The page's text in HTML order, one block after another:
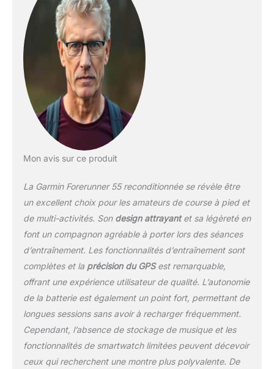
running, vélo, natation
en piscine, course
virtuelle, Pilates, HIIT et
exercices de respiration.
Suggestion
d’entrainements
quotidiens prenant en
compte le niveau de
forme physique. Plans
d’entrainement gratuits
permet de connaitre sa
précisément même dans
les zones les plus
escarpées.
Accéléromètre intégré.
Fonctions PacePro,
Finish Time et temps de
récupération pour une
gestion parfaite de
l’effort. Taille d'affichage:
1.04 pouces
Composants inclus:
Forerunner 55, câble de
chargement,
Mon avis sur ce produit
La Garmin Forerunner 55 reconditionnée se révèle être
un excellent choix pour les amateurs de course à pied et
de multi-activités. Son design attrayantet sa légèreté en
font un compagnon agréable à porter lors des séances
d’entraînement. Les fonctionnalités d’entraînement sont
complètes et la précision du GPSest remarquable,
offrant une expérience utilisateur de qualité. L’autonomie
de la batterie est également un point fort, permettant de
longues sessions sans avoir à recharger fréquemment.
Cependant, l’absence de stockage de musique et les
fonctionnalités de smartwatch limitées peuvent décevoir
ceux qui recherchent une montre plus polyvalente. De